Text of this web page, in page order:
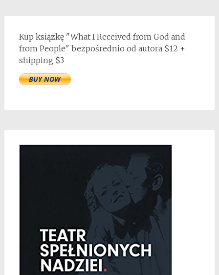
Kup książkę "What I Received from God and
from People" bezpośrednio od autora $12 +
shipping $3